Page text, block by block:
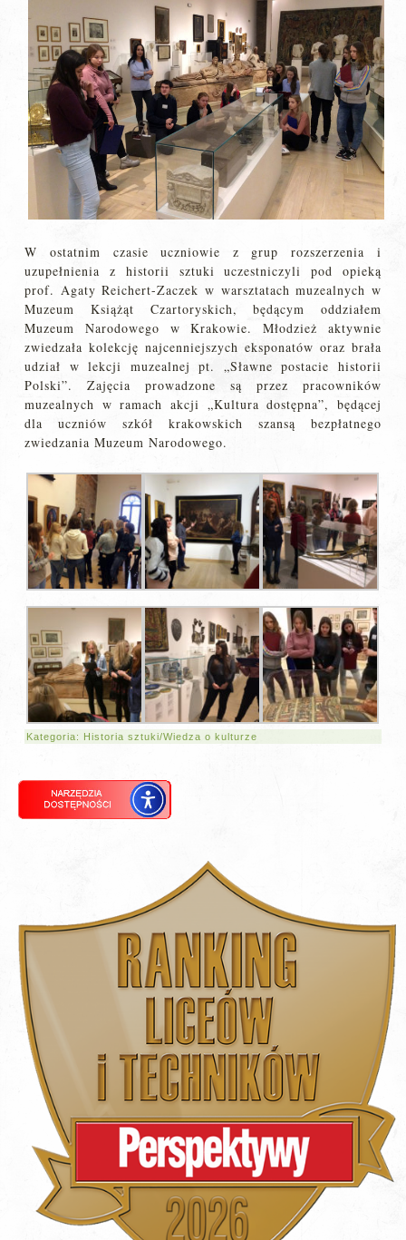
W ostatnim czasie uczniowie z grup rozszerzenia i
uzupełnienia z historii sztuki uczestniczyli pod opieką
prof. Agaty Reichert-Zaczek w warsztatach muzealnych w
Muzeum Książąt Czartoryskich, będącym oddziałem
Muzeum Narodowego w Krakowie. Młodzież aktywnie
zwiedzała kolekcję najcenniejszych eksponatów oraz brała
udział w lekcji muzealnej pt. „Sławne postacie historii
Polski”. Zajęcia prowadzone są przez pracowników
muzealnych w ramach akcji „Kultura dostępna”, będącej
dla uczniów szkół krakowskich szansą bezpłatnego
zwiedzania Muzeum Narodowego.
Kategoria: Historia sztuki/Wiedza o kulturze